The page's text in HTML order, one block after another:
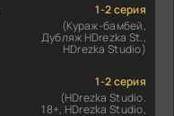
1-2 серия
(Кураж-бамбей,
Дубляж HDrezka St.,
HDrezka Studio)
1-2 серия
(HDrezka Studio.
18+, HDrezka Studio,